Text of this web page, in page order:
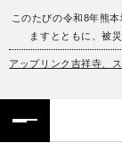
このたびの令和8年熊
ますとともに、被
アップリンク吉祥寺、
フロアガイド
イベント・
ENGLISH
簡体字